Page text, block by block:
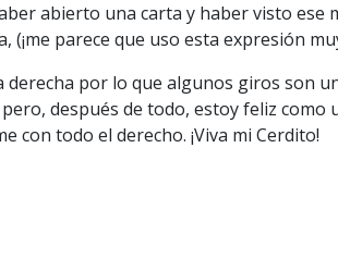
abierto una carta y haber visto ese
(¡me parece que uso esta expresión
por lo que algunos giros son
después de todo, estoy feliz como
con todo el derecho. ¡Viva mi Cerdito!